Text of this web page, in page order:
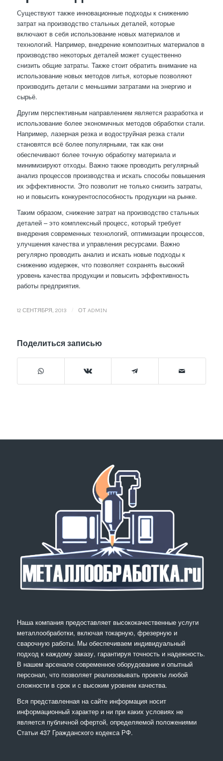
Существуют также инновационные подходы к снижению
затрат на производство стальных деталей, которые
включают в себя использование новых материалов и
технологий. Например, внедрение композитных материалов в
производство некоторых деталей может существенно
снизить общие затраты. Также стоит обратить внимание на
использование новых методов литья, которые позволяют
производить детали с меньшими затратами на энергию и
сырьё.
Другим перспективным направлением является разработка и
использование более экономичных методов обработки стали.
Например, лазерная резка и водоструйная резка стали
становятся всё более популярными, так как они
обеспечивают более точную обработку материала и
минимизируют отходы. Важно также проводить регулярный
анализ процессов производства и искать способы повышения
их эффективности. Это позволит не только снизить затраты,
но и повысить конкурентоспособность продукции на рынке.
Таким образом, снижение затрат на производство стальных
деталей – это комплексный процесс, который требует
внедрения современных технологий, оптимизации процессов,
улучшения качества и управления ресурсами. Важно
регулярно проводить анализ и искать новые подходы к
снижению издержек, что позволяет сохранять высокий
уровень качества продукции и повысить эффективность
работы предприятия.
12 СЕНТЯБРЯ, 2013 ОТ ADMIN
Поделиться записью
Наша компания предоставляет высококачественные услуги
металлообработки, включая токарную, фрезерную и
сварочную работы. Мы обеспечиваем индивидуальный
подход к каждому заказу, гарантируя точность и надежность.
В нашем арсенале современное оборудование и опытный
персонал, что позволяет реализовывать проекты любой
сложности в срок и с высоким уровнем качества.
Вся представленная на сайте информация носит
информационный характер и ни при каких условиях не
является публичной офертой, определяемой положениями
Статьи 437 Гражданского кодекса РФ.